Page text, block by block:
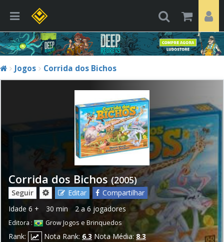
Jogos Corrida dos Bichos
Corrida dos Bichos (2005)
Seguir Editar
Compartilhar
Idade 6 + 30 min 2 a 6 jogadores
Editora : Grow Jogos e Brinquedos
Rank: Nota Rank: 6.3 Nota Média:8.3